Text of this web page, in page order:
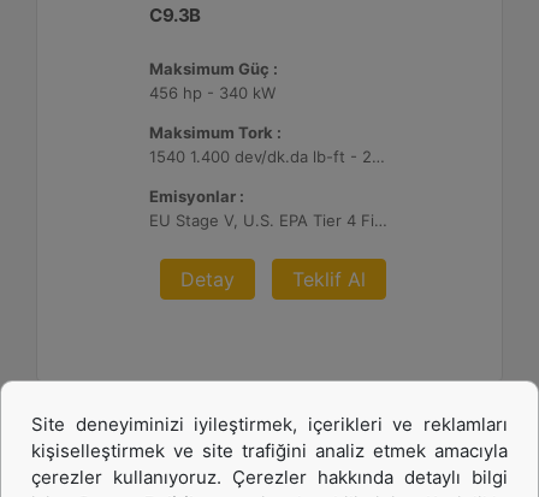
C9.3B
Maksimum Güç :
456 hp - 340 kW
Maksimum Tork :
1540 1.400 dev/dk.da lb-ft - 2088 1.400 dev/dk.da Nm
Emisyonlar :
EU Stage V, U.S. EPA Tier 4 Final, Korea Stage V, Japan 2014, China NRIV
Detay Teklif Al
Site deneyiminizi iyileştirmek, içerikleri ve reklamları
kişiselleştirmek ve site trafiğini analiz etmek amacıyla
çerezler kullanıyoruz. Çerezler hakkında detaylı bilgi